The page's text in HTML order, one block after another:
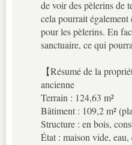
de voir des pèlerins de
cela pourrait
pour les pèlerins. En
sanctuaire, ce qui
【Résumé de la
ancienne
Terrain : 124,63 m²
Bâtiment : 109,2 m²
Structure : en bois,
État : maison vide, eau,